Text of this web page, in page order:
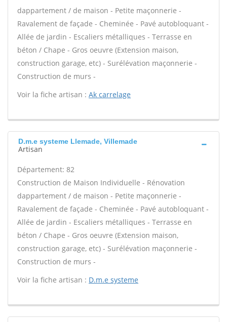
dappartement / de maison - Petite maçonnerie -
Ravalement de façade - Cheminée - Pavé autobloquant -
Allée de jardin - Escaliers métalliques - Terrasse en
béton / Chape - Gros oeuvre (Extension maison,
construction garage, etc) - Surélévation maçonnerie -
Construction de murs -
Voir la fiche artisan : Ak carrelage
D.m.e systeme Llemade, Villemade
Artisan
Département: 82
Construction de Maison Individuelle - Rénovation
dappartement / de maison - Petite maçonnerie -
Ravalement de façade - Cheminée - Pavé autobloquant -
Allée de jardin - Escaliers métalliques - Terrasse en
béton / Chape - Gros oeuvre (Extension maison,
construction garage, etc) - Surélévation maçonnerie -
Construction de murs -
Voir la fiche artisan : D.m.e systeme